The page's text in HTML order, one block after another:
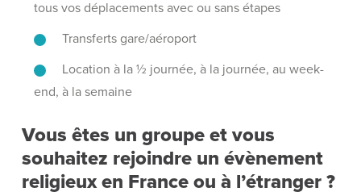
tous vos déplacements avec ou sans étapes
Transferts gare/aéroport
Location à la ½ journée, à la journée, au week-
end, à la semaine
Vous êtes un groupe et vous
souhaitez rejoindre un évènement
religieux en France ou à l’étranger ?